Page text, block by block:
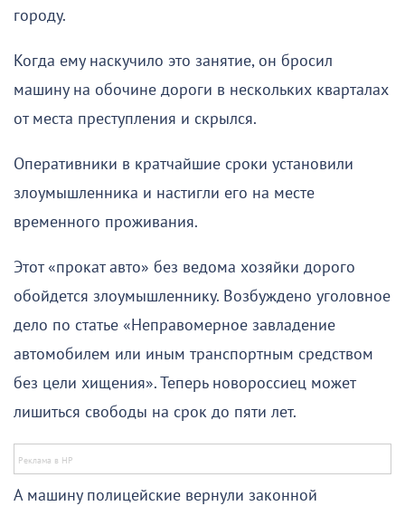
городу.
Когда ему наскучило это занятие, он бросил
машину на обочине дороги в нескольких кварталах
от места преступления и скрылся.
Оперативники в кратчайшие сроки установили
злоумышленника и настигли его на месте
временного проживания.
Этот «прокат авто» без ведома хозяйки дорого
обойдется злоумышленнику. Возбуждено уголовное
дело по статье «Неправомерное завладение
автомобилем или иным транспортным средством
без цели хищения». Теперь новороссиец может
лишиться свободы на срок до пяти лет.
А машину полицейские вернули законной